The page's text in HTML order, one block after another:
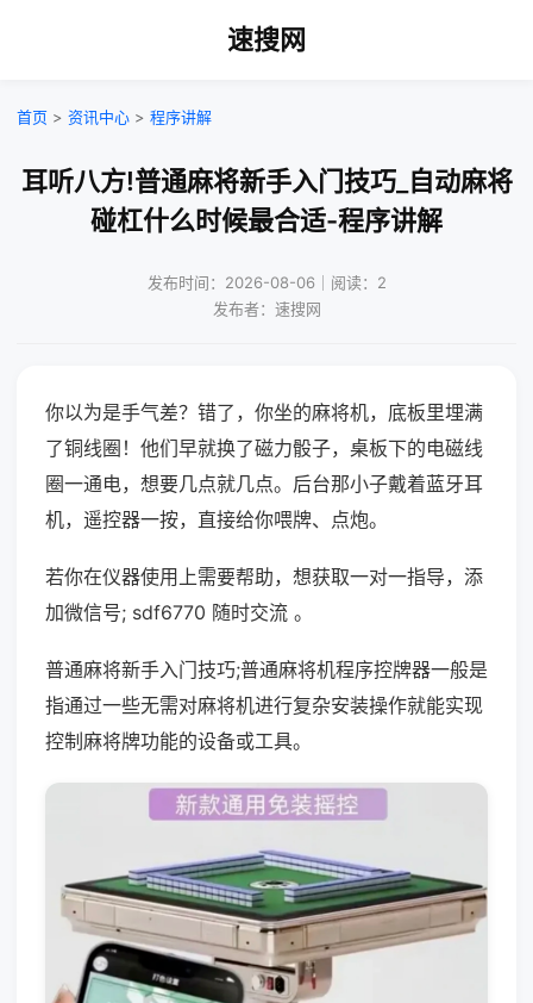
速搜网
首页 > 资讯中心 > 程序讲解
耳听八方!普通麻将新手入门技巧_自动麻将
碰杠什么时候最合适-程序讲解
发布时间：2026-08-06｜阅读：2
发布者：速搜网
你以为是手气差？错了，你坐的麻将机，底板里埋满
了铜线圈！他们早就换了磁力骰子，桌板下的电磁线
圈一通电，想要几点就几点。后台那小子戴着蓝牙耳
机，遥控器一按，直接给你喂牌、点炮。
若你在仪器使用上需要帮助，想获取一对一指导，添
加微信号; sdf6770 随时交流 。
普通麻将新手入门技巧;普通麻将机程序控牌器一般是
指通过一些无需对麻将机进行复杂安装操作就能实现
控制麻将牌功能的设备或工具。